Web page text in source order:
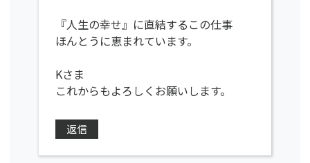
『人生の幸せ』に直結するこの仕事
ほんとうに恵まれています。
Kさま
これからもよろしくお願いします。
返信